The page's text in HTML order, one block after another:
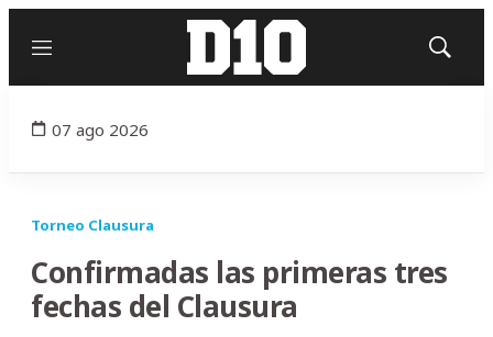
Menú
Mostrar
07 ago 2026
Torneo Clausura
Confirmadas las primeras tres
fechas del Clausura